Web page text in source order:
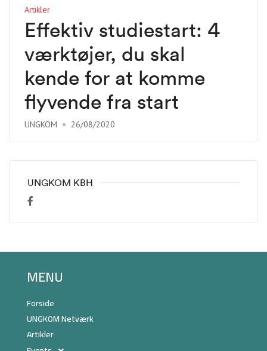
Artikler
Effektiv studiestart: 4
værktøjer, du skal
kende for at komme
flyvende fra start
UNGKOM 26/08/2020
UNGKOM KBH
MENU
Forside
UNGKOM Netværk
Artikler